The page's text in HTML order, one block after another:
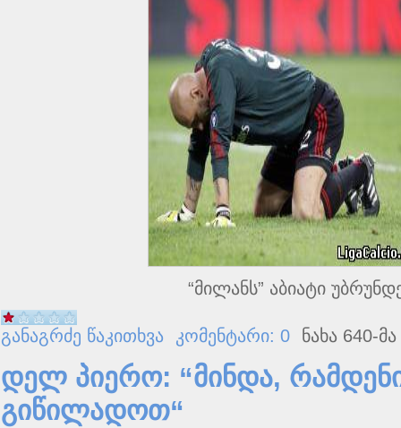
“მილანს” აბიატი
განაგრძე წაკითხვა კომენტარი: 0 ნახა 640-
დელ პიერო: “მინდა,
გიწილადოთ“